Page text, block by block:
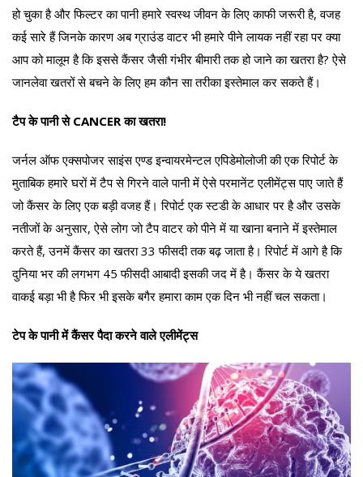
हो चुका है और फिल्टर का पानी हमारे स्वस्थ जीवन के लिए काफी जरूरी है, वजह
कई सारे हैं जिनके कारण अब ग्राउंड वाटर भी हमारे पीने लायक नहीं रहा पर क्या
आप को मालूम है कि इससे कैंसर जैसी गंभीर बीमारी तक हो जाने का खतरा है? ऐसे
जानलेवा खतरों से बचने के लिए हम कौन सा तरीका इस्तेमाल कर सकते हैं।
टैप के पानी से CANCER का खतरा!
जर्नल ऑफ एक्सपोजर साइंस एण्ड इन्वायरमेन्टल एपिडेमोलोजी की एक रिपोर्ट के
मुताबिक हमारे घरों में टैप से गिरने वाले पानी में ऐसे परमानेंट एलीमेंट्स पाए जाते हैं
जो कैंसर के लिए एक बड़ी वजह हैं। रिपोर्ट एक स्टडी के आधार पर है और उसके
नतीजों के अनुसार, ऐसे लोग जो टैप वाटर को पीने में या खाना बनाने में इस्तेमाल
करते हैं, उनमें कैंसर का खतरा 33 फीसदी तक बढ़ जाता है। रिपोर्ट में आगे है कि
दुनिया भर की लगभग 45 फीसदी आबादी इसकी जद में है। कैंसर के ये खतरा
वाकई बड़ा भी है फिर भी इसके बगैर हमारा काम एक दिन भी नहीं चल सकता।
टेप के पानी में कैंसर पैदा करने वाले एलीमेंट्स